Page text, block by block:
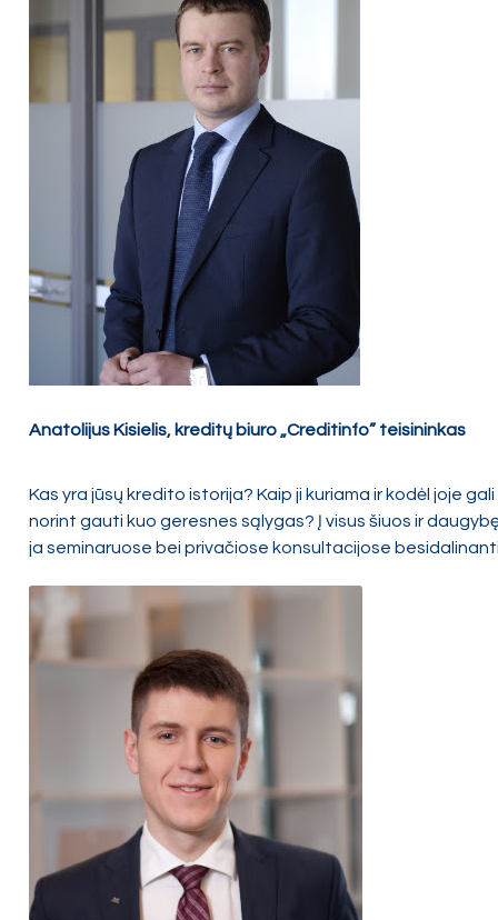
Anatolijus Kisielis, kreditų biuro „Creditinfo” teisininkas
Kas yra jūsų kredito istorija? Kaip ji kuriama ir kodėl joje
norint gauti kuo geresnes sąlygas? Į visus šiuos ir
ja seminaruose bei privačiose konsultacijose